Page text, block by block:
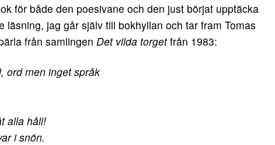
för både den poesivane och den just börjat upptäcka
läsning, jag går själv till bokhyllan och tar fram Tomas
från samlingen Det vilda torgetfrån 1983:
ord men inget språk
alla håll!
i snön.